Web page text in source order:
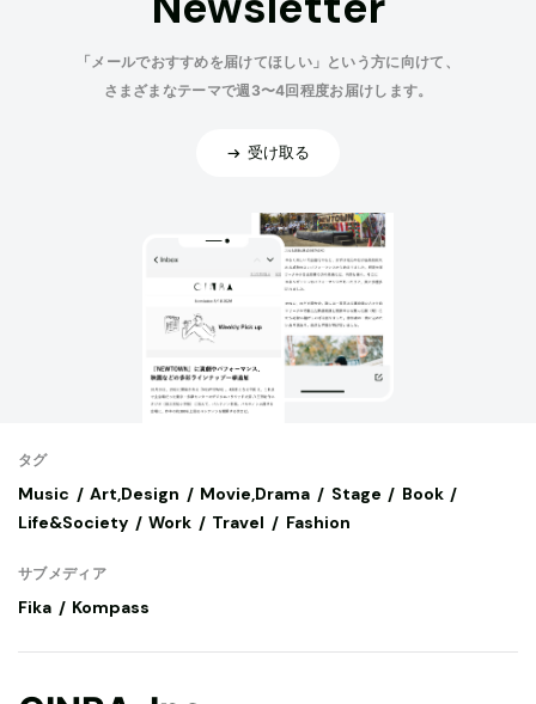
「メールでおすすめを届けてほしい」という方に向けて、
さまざまなテーマで週3〜4回程度お届けします。
受け取る
タグ
Music Art,Design Movie,Drama Stage
Book
Life&Society
Work Travel Fashion
サブメディア
Fika Kompass